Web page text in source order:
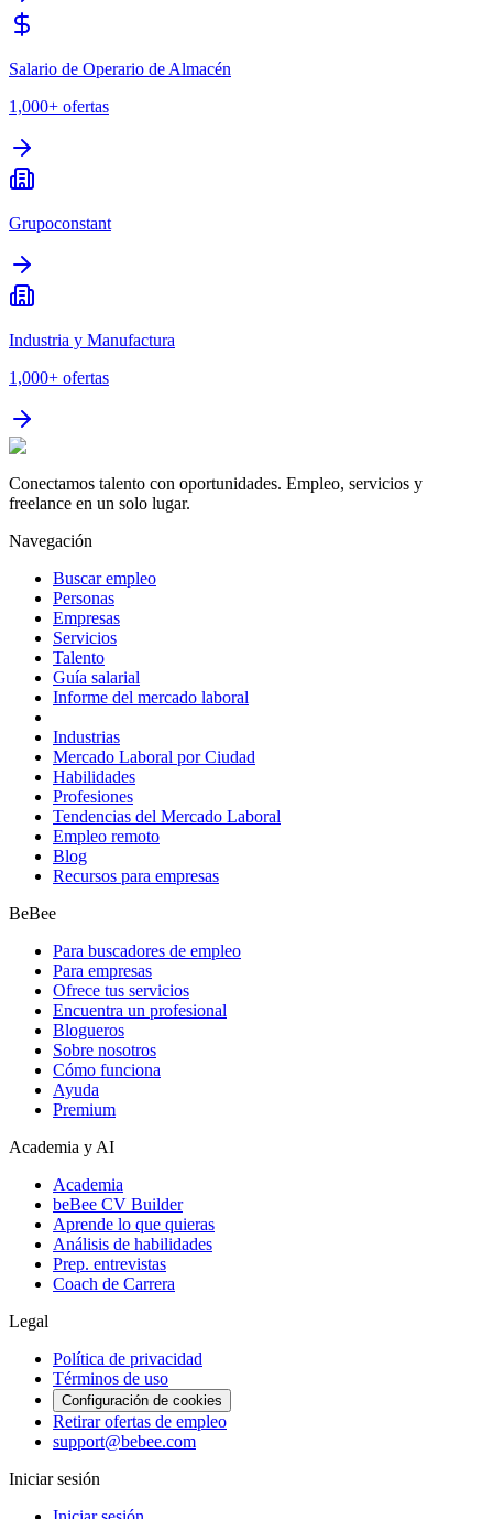
Salario de Operario de Almacén
1,000+ ofertas
Grupoconstant
Industria y Manufactura
1,000+ ofertas
Conectamos talento con oportunidades. Empleo, servicios y
freelance en un solo lugar.
Navegación
Buscar empleo
Personas
Empresas
Servicios
Talento
Guía salarial
Informe del mercado laboral
Industrias
Mercado Laboral por Ciudad
Habilidades
Profesiones
Tendencias del Mercado Laboral
Empleo remoto
Blog
Recursos para empresas
BeBee
Para buscadores de empleo
Para empresas
Ofrece tus servicios
Encuentra un profesional
Blogueros
Sobre nosotros
Cómo funciona
Ayuda
Premium
Academia y AI
Academia
beBee CV Builder
Aprende lo que quieras
Análisis de habilidades
Prep. entrevistas
Coach de Carrera
Legal
Política de privacidad
Términos de uso
Configuración de cookies
Retirar ofertas de empleo
support@bebee.com
Iniciar sesión